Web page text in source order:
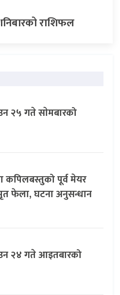
राशिफल
२५ गते साेमबारको
कपिलबस्तुको पूर्व मेयर
फेला, घटना अनुसन्धान
२४ गते आइतबारको